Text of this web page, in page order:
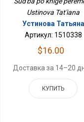
Ustinova Tat'iana
Устинова Татьяна
Артикул: 1510338
$16.00
Доставка за 14–20
КУПИТЬ